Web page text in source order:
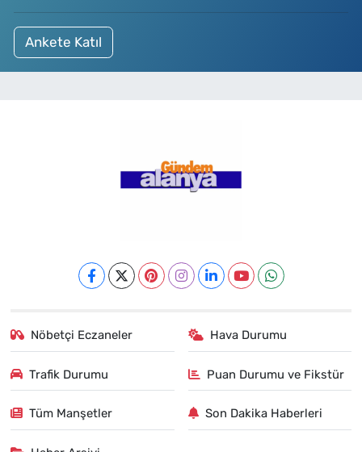
Ankete Katıl
Nöbetçi Eczaneler Hava Durumu
Trafik Durumu Puan Durumu ve Fikstür
Tüm Manşetler Son Dakika Haberleri